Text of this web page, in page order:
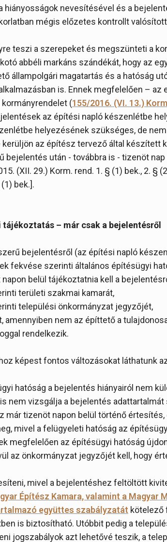
hiányosságok nevesítésével és a
mégis előzetes kontrollt
teszi a szerepeket és megszünteti a
abbéli markáns szándékát, hogy az
állampolgári magatartás és a hatóság
is. Ennek megfelelően –
(155/2016. (VI. 13.)
az építési napló készenlétbe
helyezésének szükséges, de
kerüljön az építész tervező által készített
bejelentés után - továbbra is - tizenöt
(XII. 29.) Korm. rend. 1. § (1) bek., 2. §
bek.].
– már csak a bejelentésről
bejelentésről (az építési napló
fekvése szerinti általános építésügyi
belül tájékoztatnia kell a
területi szakmai kamarát,
települési önkormányzat jegyzőjét,
amennyiben nem az építtető a
rendelkezik.
képest fontos változásokat láthatunk
hatóság a bejelentés hiányairól nem
nem vizsgálja a bejelentés
már tizenöt napon belül történő
mivel a felügyeleti hatóság az
megfelelően az építésügyi hatóság
az önkormányzat jegyzőjét kell, hogy
mivel a bejelentéshez feltöltött
Építész Kamara, valamint a Magyar
együttes szabályzatát kötelező
is biztosítható. Utóbbit pedig a
jogszabályok azt lehetővé teszik, a